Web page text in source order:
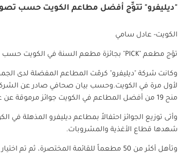
"ديليفرو" تتوِّج أفضل مطاعم الكويت حسب
الكويت- عادل سامي
توّج مطعم " PICK " بجائزة مطعم السنة في الكويت
وكانت شركة "ديليفرو" كرمّت المطاعم المفضلة لدى
لأول مرة في الكويت.وحسب بيان صحافي صادر عن الشركة
منح 19 من أفضل المطاعم في الكويت جوائز مرموقة عن عدة فئات.
وأتى توزيع الجوائز احتفالاً بمطاعم ديليفرو المذهلة
شهدها قطاع الأغذية والمشروبات.